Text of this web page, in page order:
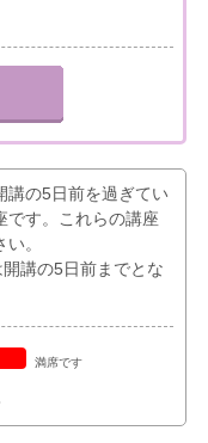
講の5日前を過ぎてい
です。これらの講座
。
講の5日前までとな
満席です